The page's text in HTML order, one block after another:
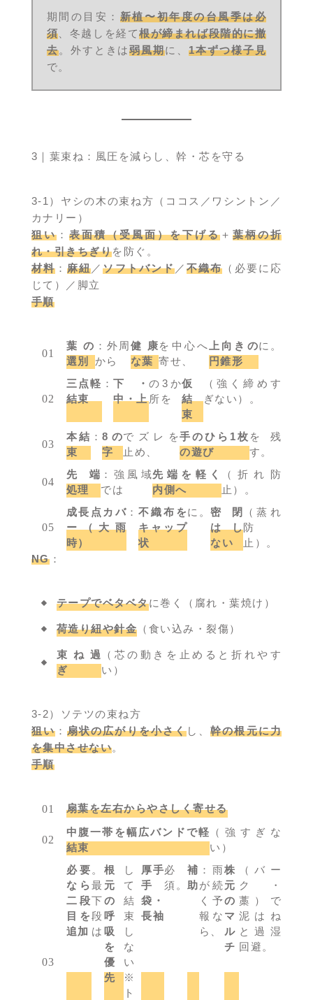
期間の目安： 新植〜初年度の台風季は必
須 、冬越しを経て根が締まれば段階的に撤
去。外すときは弱風期に、1本ずつ様子見
で。
3｜葉束ね：風圧を減らし、幹・芯を守る
3-1）ヤシの木の束ね方（ココス／ワシントン／
カナリー）
狙い： 表面積（受風面）を下げる＋ 葉柄の折
れ・引きちぎりを防ぐ。
材料 ：麻紐／ソフトバンド／不織布 （必要に応
じて）／脚立
手順
葉の
選別
：外周
から
健康
な葉
を中心へ
寄せ、
上向きの
円錐形
に。
三点軽
結束
：下・
中・上
の3か
所を
仮
結
束
（強く締めす
ぎない）。
本結
束
：8の
字
でズレを
止め、
手のひら1枚
の遊び
を残
す。
先端
処理
：強風域
では
先端を軽く
内側へ
（折れ防
止）。
成長点カバ
ー（大雨
時）
： 不織布を
キャップ
状
に。密閉
はし
ない
（蒸れ
防
止）。
NG：
テープでベタベタに巻く（腐れ・葉焼け）
荷造り紐や針金 （食い込み・裂傷）
束ね過
ぎ
（芯の動きを止めると折れやす
い）
3-2）ソテツの束ね方
狙い ：扇状の広がりを小さくし、幹の根元に力
を集中させない。
手順
扇葉を左右からやさしく寄せる
中腹一帯を幅広バンドで軽
結束
（強すぎな
い）
必要
なら
二段
目を
追加
。
最
下
段
は
根
元
の
呼
吸
を
優
先
し
て
結
束
し
な
い
※
ト
厚手
手
袋・
長袖
必
須。
補
助
：雨
が続
く予
報な
ら、
株
元
の
マ
ル
チ
（バー
ク・
藁）で
泥はね
と過湿
回避。